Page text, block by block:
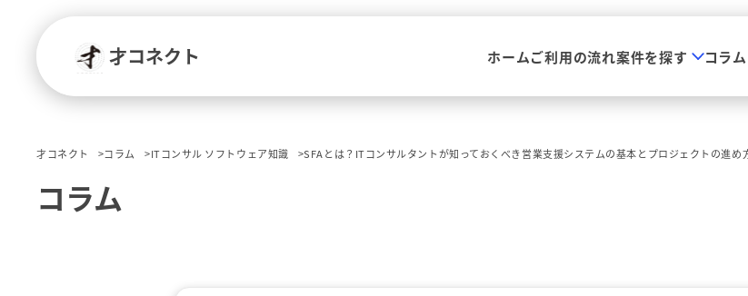
才コネクト ホームご利用の流れ案件を探す コラム
才コネクト コラム ITコンサル ソフトウェア知識 SFAとは？ITコンサルタントが知っておくべき営業支援システムの基本とプロジェクトの進め
コラム